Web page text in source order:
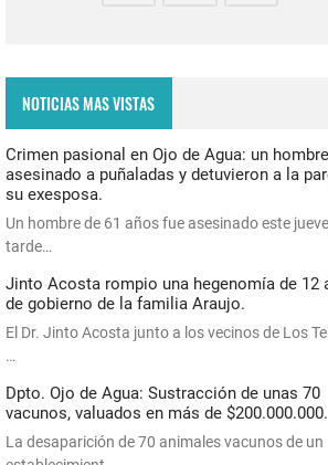
NOTICIAS MAS VISTAS
Crimen pasional en Ojo de Agua: un
asesinado a puñaladas y detuvieron a la
su exesposa.
Un hombre de 61 años fue asesinado este
tarde…
Jinto Acosta rompio una hegenomía de 12
de gobierno de la familia Araujo.
El Dr. Jinto Acosta junto a los vecinos de Los
…
Dpto. Ojo de Agua: Sustracción de unas 70
vacunos, valuados en más de $200.000.000.
La desaparición de 70 animales vacunos de un